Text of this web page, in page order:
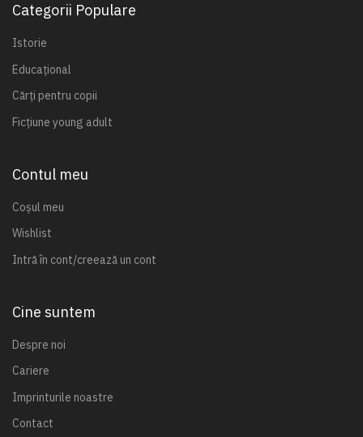
Categorii Populare
Istorie
Educațional
Cărți pentru copii
Ficțiune young adult
Contul meu
Coșul meu
Wishlist
Intră în cont/creează un cont
Cine suntem
Despre noi
Cariere
Imprinturile noastre
Contact